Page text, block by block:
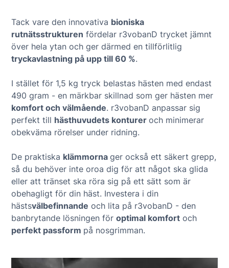
Tack vare den innovativa bioniska
rutnätsstrukturen fördelar r3vobanD trycket jämnt
över hela ytan och ger därmed en tillförlitlig
tryckavlastning på upp till 60 %.
I stället för 1,5 kg tryck belastas hästen med endast
490 gram - en märkbar skillnad som ger hästen mer
komfort och välmående. r3vobanD anpassar sig
perfekt till hästhuvudets kontureroch minimerar
obekväma rörelser under ridning.
De praktiska klämmornager också ett säkert grepp,
så du behöver inte oroa dig för att något ska glida
eller att tränset ska röra sig på ett sätt som är
obehagligt för din häst. Investera i din
hästsvälbefinnande och lita på r3vobanD - den
banbrytande lösningen föroptimal komfort och
perfekt passform på nosgrimman.